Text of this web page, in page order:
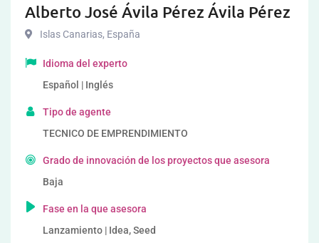
Alberto José Ávila Pérez Ávila Pérez
Islas Canarias, España
Idioma del experto
Español | Inglés
Tipo de agente
TECNICO DE EMPRENDIMIENTO
Grado de innovación de los proyectos que asesora
Baja
Fase en la que asesora
Lanzamiento | Idea, Seed